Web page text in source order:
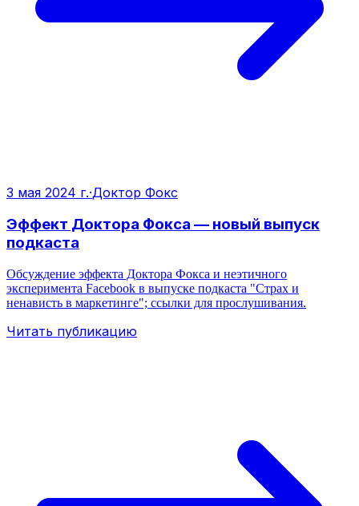
3 мая 2024 г.·Доктор Фокс
Эффект Доктора Фокса — новый выпуск
подкаста
Обсуждение эффекта Доктора Фокса и неэтичного
эксперимента Facebook в выпуске подкаста "Страх и
ненависть в маркетинге"; ссылки для прослушивания.
Читать публикацию